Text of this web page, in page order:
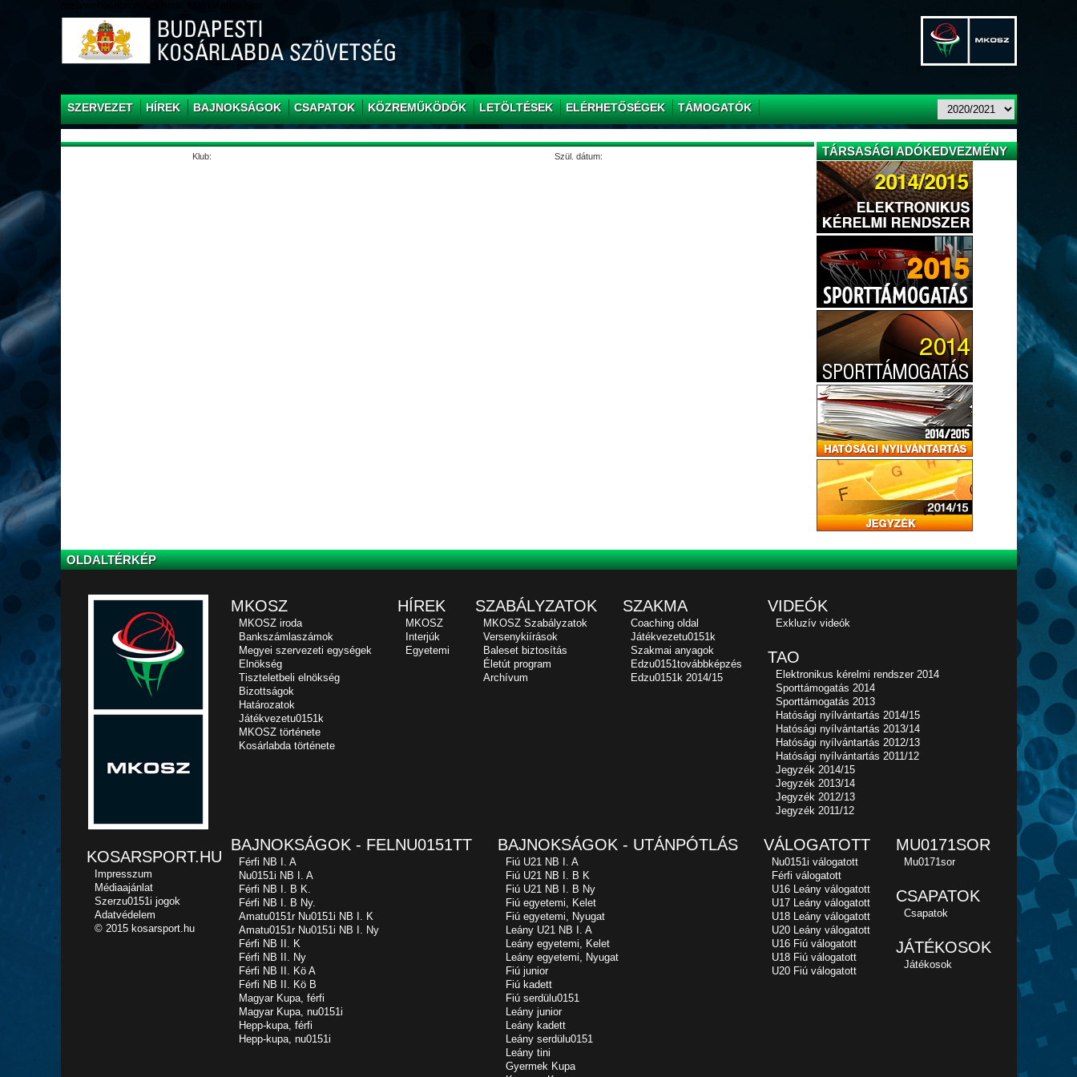
SZERVEZET HÍREK BAJNOKSÁGOK CSAPATOK KÖZREMŰKÖDŐK LETÖLTÉSEK ELÉRHETŐSÉGEK TÁMOGATÓK
Klub: Szül. dátum: TÁRSASÁGI ADÓKEDVEZMÉNY
OLDALTÉRKÉP
MKOSZ
MKOSZ iroda
Bankszámlaszámok
Megyei szervezeti egységek
Elnökség
Tiszteletbeli elnökség
Bizottságok
Határozatok
Játékvezetu0151k
MKOSZ története
Kosárlabda története
HÍREK
MKOSZ
Interjúk
Egyetemi
SZABÁLYZATOK
MKOSZ Szabályzatok
Versenykiírások
Baleset biztosítás
Életút program
Archívum
SZAKMA
Coaching oldal
Játékvezetu0151k
Szakmai anyagok
Edzu0151továbbképzés
Edzu0151k 2014/15
VIDEÓK
Exkluzív videók
TAO
Elektronikus kérelmi rendszer 2014
Sporttámogatás 2014
Sporttámogatás 2013
Hatósági nyílvántartás 2014/15
Hatósági nyílvántartás 2013/14
Hatósági nyílvántartás 2012/13
Hatósági nyílvántartás 2011/12
Jegyzék 2014/15
Jegyzék 2013/14
Jegyzék 2012/13
Jegyzék 2011/12
BAJNOKSÁGOK - FELNU0151TT
Férfi NB I. A
Nu0151i NB I. A
Férfi NB I. B K.
Férfi NB I. B Ny.
Amatu0151r Nu0151i NB I. K
Amatu0151r Nu0151i NB I. Ny
Férfi NB II. K
Férfi NB II. Ny
Férfi NB II. Kö A
Férfi NB II. Kö B
Magyar Kupa, férfi
Magyar Kupa, nu0151i
Hepp-kupa, férfi
Hepp-kupa, nu0151i
BAJNOKSÁGOK - UTÁNPÓTLÁS
Fiú U21 NB I. A
Fiú U21 NB I. B K
Fiú U21 NB I. B Ny
Fiú egyetemi, Kelet
Fiú egyetemi, Nyugat
Leány U21 NB I. A
Leány egyetemi, Kelet
Leány egyetemi, Nyugat
Fiú junior
Fiú kadett
Fiú serdülu0151
Leány junior
Leány kadett
Leány serdülu0151
Leány tini
Gyermek Kupa
VÁLOGATOTT
Nu0151i válogatott
Férfi válogatott
U16 Leány válogatott
U17 Leány válogatott
U18 Leány válogatott
U20 Leány válogatott
U16 Fiú válogatott
U18 Fiú válogatott
U20 Fiú válogatott
MU0171SOR
Mu0171sor
CSAPATOK
Csapatok
JÁTÉKOSOK
Játékosok
KOSARSPORT.HU
Impresszum
Médiaajánlat
Szerzu0151i jogok
Adatvédelem
© 2015 kosarsport.hu